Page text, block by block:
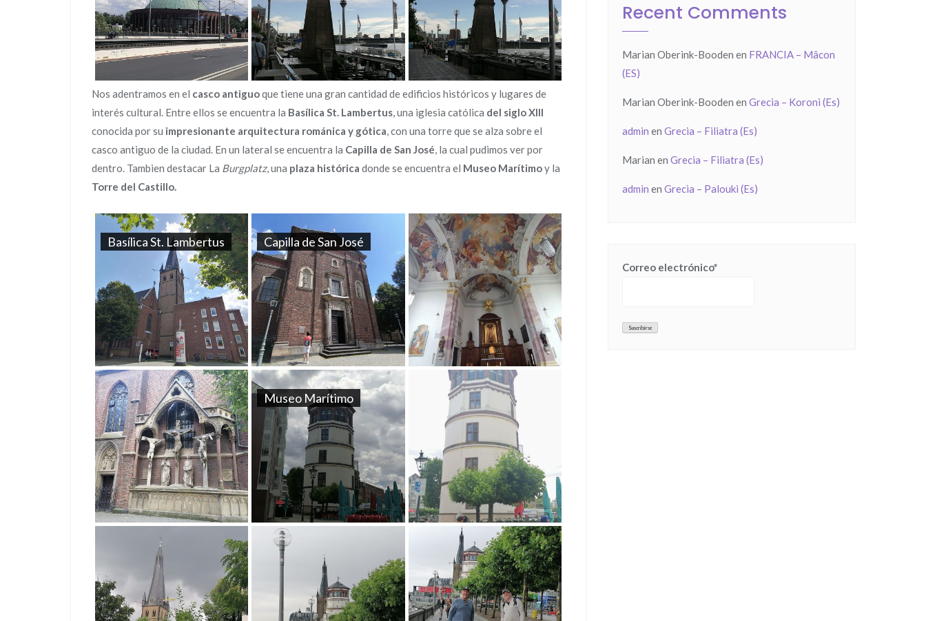
Nos adentramos en el casco antiguoque tiene una gran cantidad de edificios históricos y lugares de
interés cultural. Entre ellos se encuentra la Basílica St. Lambertus, una iglesia católica del siglo XIII
conocida por su impresionante arquitectura románica y gótica, con una torre que se alza sobre el
casco antiguo de la ciudad. En un lateral se encuentra la Capilla de San José, la cual pudimos ver por
dentro. Tambien destacar La Burgplatz, una plaza histórica donde se encuentra el Museo Marítimoy la
Torre del Castillo.
Basílica St. Lambertus Capilla de San José
Museo Marítimo
Recent Comments
Marian Oberink-Booden en FRANCIA – Mâcon
(ES)
Marian Oberink-Booden en Grecia – Koroni (Es)
admin en Grecia – Filiatra (Es)
Marian en Grecia – Filiatra (Es)
admin en Grecia – Palouki (Es)
Correo electrónico*